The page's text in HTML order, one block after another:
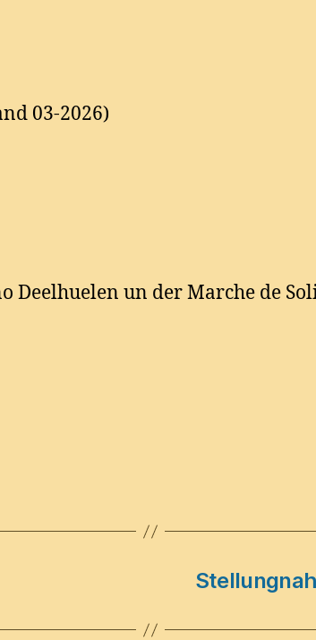
03-2026)
Deelhuelen un der Marche de